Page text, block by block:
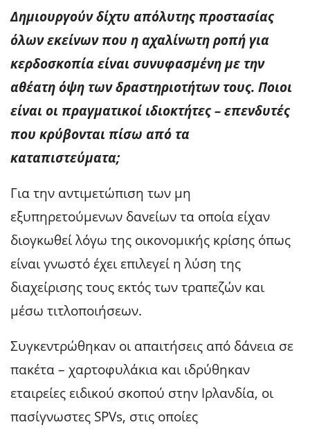
Δημιουργούν δίχτυ απόλυτης προστασίας
όλων εκείνων που η αχαλίνωτη ροπή για
κερδοσκοπία είναι συνυφασμένη με την
αθέατη όψη των δραστηριοτήτων τους. Ποιοι
είναι οι πραγματικοί ιδιοκτήτες – επενδυτές
που κρύβονται πίσω από τα
καταπιστεύματα;
Για την αντιμετώπιση των μη
εξυπηρετούμενων δανείων τα οποία είχαν
διογκωθεί λόγω της οικονομικής κρίσης όπως
είναι γνωστό έχει επιλεγεί η λύση της
διαχείρισης τους εκτός των τραπεζών και
μέσω τιτλοποιήσεων.
Συγκεντρώθηκαν οι απαιτήσεις από δάνεια σε
πακέτα – χαρτοφυλάκια και ιδρύθηκαν
εταιρείες ειδικού σκοπού στην Ιρλανδία, οι
πασίγνωστες SPVs, στις οποίες